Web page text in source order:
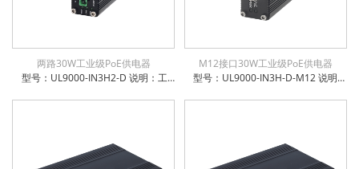
两路30W工业级PoE供电器
型号：UL9000-IN3H2-D 说明：工业级2端口以太网输入+2端口PoE+输出供电器 支持12~48VDC宽电压输入 支持 10/100/1000Base-TX 电口支持全/半双工方式、MDI/MDI-X自动侦测 工业级导轨式机身设计，同时支持挂墙安装 工作温度-40℃~ +85℃ 防雷防静电：6KV防浪涌保护，接触放电8KV，空气放电15KV 电源输入极性保护设计，反接无忧 权威检测：公安部、交通部、电信进网许可等 IP-40防护等级，防尘防潮无忧
M12接口30W工业级PoE供电器
型号：UL9000-IN3H-D-M12 说明：M12工业级1端口以太网输入+1端口PoE+输出供电器 支持12~48VDC宽电压输入 支持 10/100/1000Base-TX 电口支持全/半双工方式、MDI/MDI-X自动侦测 工业级导轨式机身设计，同时支持挂墙安装 工作温度-40℃~ +85℃ 防雷防静电：6KV防浪涌保护，接触放电8KV，空气放电15KV 电源输入极性保护设计，反接无忧 权威检测：公安部、交通部、电信进网许可等 IP-40防护等级，防尘防潮无忧